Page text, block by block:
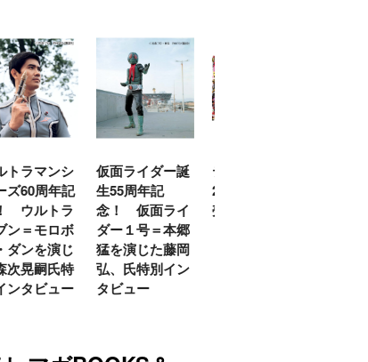
仮面ライダー誕
生55周年記
念！ 仮面ライ
ダー１号＝本郷
猛を演じた藤岡
弘、氏特別イン
タビュー
テレビマガジン
2026年夏号発
売!!